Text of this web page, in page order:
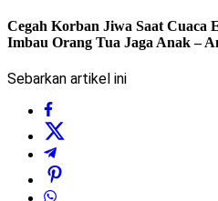
Cegah Korban Jiwa Saat Cuaca
Imbau Orang Tua Jaga Anak –
Sebarkan artikel ini